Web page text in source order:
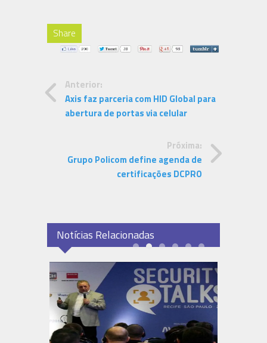
Share
Anterior:
Axis faz parceria com HID Global para
abertura de portas via celular
Próxima:
Grupo Policom define agenda de
certificações DCPRO
Notícias Relacionadas